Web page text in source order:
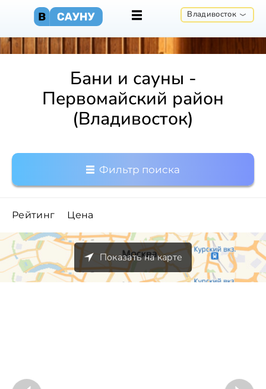
Владивосток
Бани и сауны -
Первомайский район
(Владивосток)
Фильтр поиска
Рейтинг Цена
Показать на карте